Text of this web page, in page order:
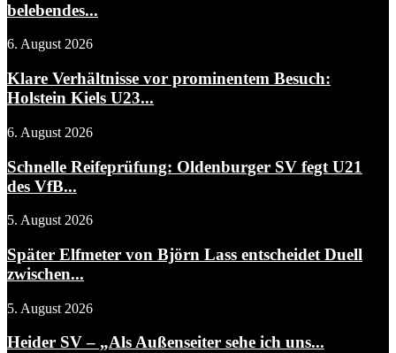
belebendes...
6. August 2026
Klare Verhältnisse vor prominentem Besuch:
Holstein Kiels U23...
6. August 2026
Schnelle Reifeprüfung: Oldenburger SV fegt U21
des VfB...
5. August 2026
Später Elfmeter von Björn Lass entscheidet Duell
zwischen...
5. August 2026
Heider SV – „Als Außenseiter sehe ich uns...